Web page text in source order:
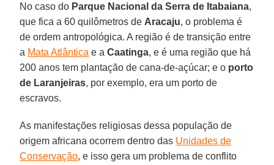
No caso do Parque Nacional da Serra de Itabaiana,
que fica a 60 quilômetros de Aracaju, o problema é
de ordem antropológica. A região é de transição entre
a Mata Atlântica e aCaatinga, e é uma região que há
200 anos tem plantação de cana-de-açúcar; e o porto
de Laranjeiras, por exemplo, era um porto de
escravos.
As manifestações religiosas dessa população de
origem africana ocorrem dentro das Unidades de
Conservação, e isso gera um problema de conflito